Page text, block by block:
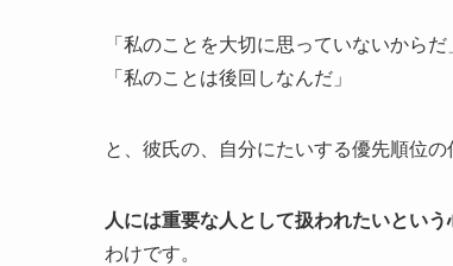
「私のことを大切に思っていないからだ
「私のことは後回しなんだ」
と、彼氏の、自分にたいする優先順位の
人には重要な人として扱われたいという
わけです。